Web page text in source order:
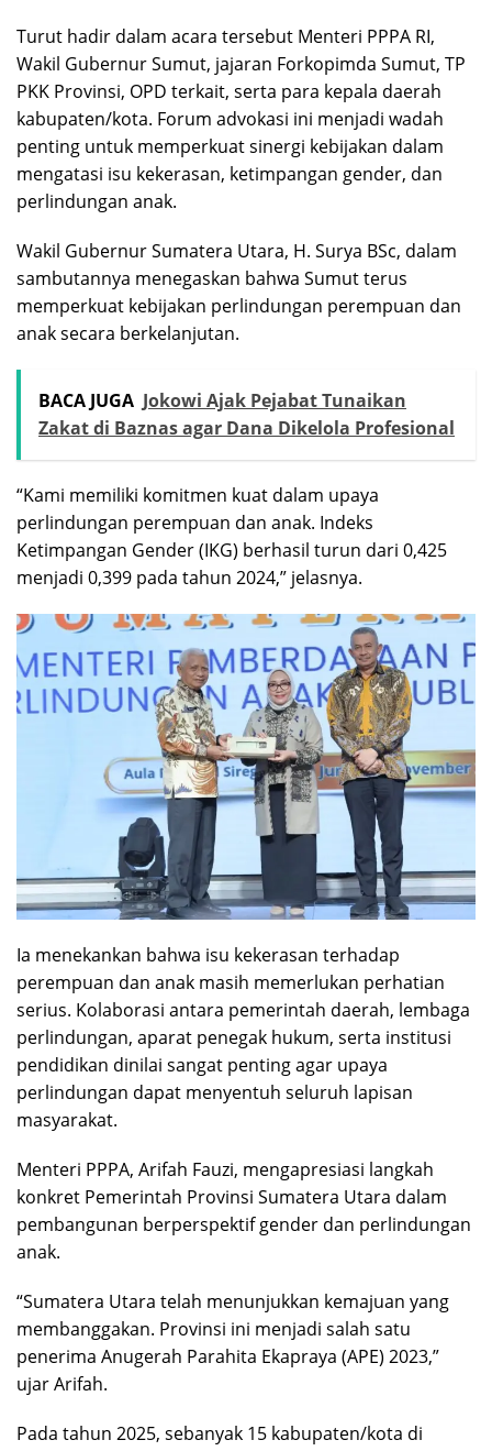
Turut hadir dalam acara tersebut Menteri PPPA RI,
Wakil Gubernur Sumut, jajaran Forkopimda Sumut, TP
PKK Provinsi, OPD terkait, serta para kepala daerah
kabupaten/kota. Forum advokasi ini menjadi wadah
penting untuk memperkuat sinergi kebijakan dalam
mengatasi isu kekerasan, ketimpangan gender, dan
perlindungan anak.
Wakil Gubernur Sumatera Utara, H. Surya BSc, dalam
sambutannya menegaskan bahwa Sumut terus
memperkuat kebijakan perlindungan perempuan dan
anak secara berkelanjutan.
BACA JUGA Jokowi Ajak Pejabat Tunaikan
Zakat di Baznas agar Dana Dikelola Profesional
“Kami memiliki komitmen kuat dalam upaya
perlindungan perempuan dan anak. Indeks
Ketimpangan Gender (IKG) berhasil turun dari 0,425
menjadi 0,399 pada tahun 2024,” jelasnya.
Ia menekankan bahwa isu kekerasan terhadap
perempuan dan anak masih memerlukan perhatian
serius. Kolaborasi antara pemerintah daerah, lembaga
perlindungan, aparat penegak hukum, serta institusi
pendidikan dinilai sangat penting agar upaya
perlindungan dapat menyentuh seluruh lapisan
masyarakat.
Menteri PPPA, Arifah Fauzi, mengapresiasi langkah
konkret Pemerintah Provinsi Sumatera Utara dalam
pembangunan berperspektif gender dan perlindungan
anak.
“Sumatera Utara telah menunjukkan kemajuan yang
membanggakan. Provinsi ini menjadi salah satu
penerima Anugerah Parahita Ekapraya (APE) 2023,”
ujar Arifah.
Pada tahun 2025, sebanyak 15 kabupaten/kota di